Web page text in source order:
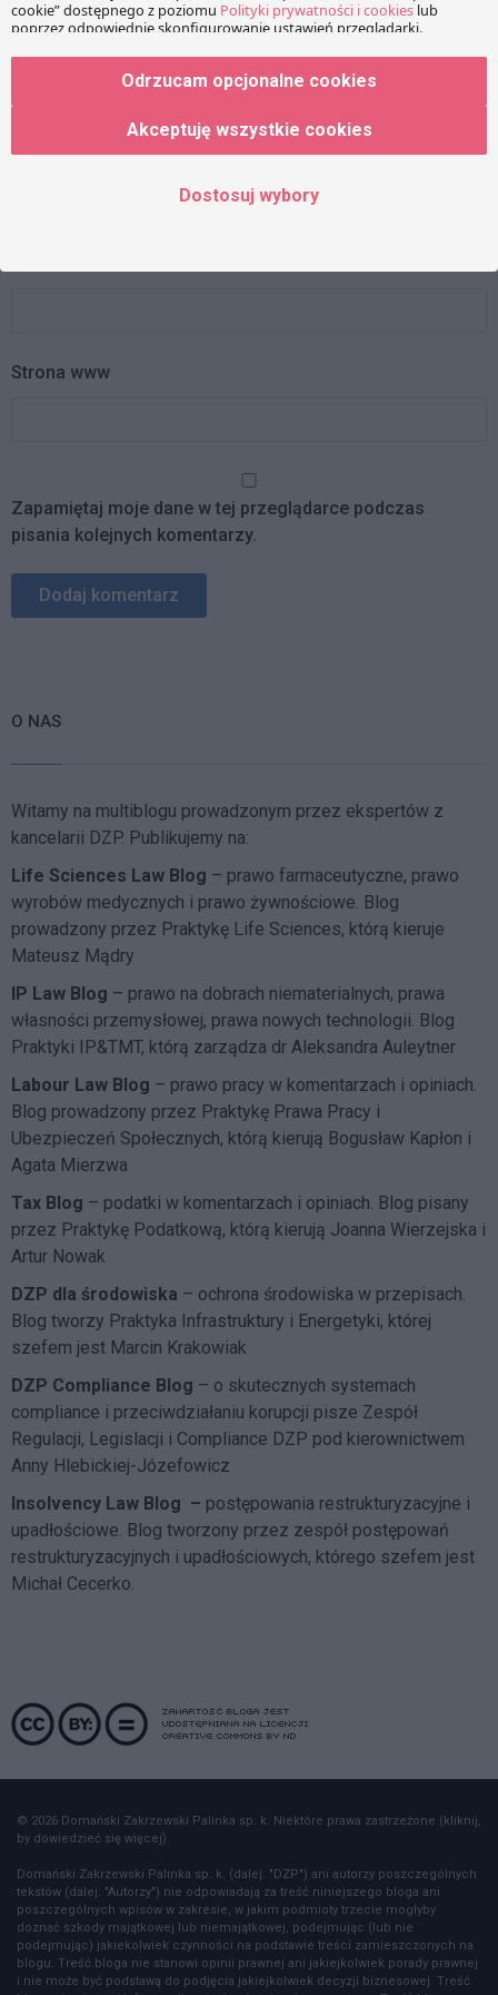
Imię
Strona www
Zapamiętaj moje dane w tej przeglądarce podczas
pisania kolejnych komentarzy.
O NAS
Witamy na multiblogu prowadzonym przez ekspertów z
kancelarii DZP. Publikujemy na:
Life Sciences Law Blog – prawo farmaceutyczne, prawo
wyrobów medycznych i prawo żywnościowe. Blog
prowadzony przez Praktykę Life Sciences, którą kieruje
Mateusz Mądry
IP Law Blog – prawo na dobrach niematerialnych, prawa
własności przemysłowej, prawa nowych technologii. Blog
Praktyki IP&TMT, którą zarządza dr Aleksandra Auleytner
Labour Law Blog – prawo pracy w komentarzach i opiniach.
Blog prowadzony przez Praktykę Prawa Pracy i
Ubezpieczeń Społecznych, którą kierują Bogusław Kapłon i
Agata Mierzwa
Tax Blog – podatki w komentarzach i opiniach. Blog pisany
przez Praktykę Podatkową, którą kierują Joanna Wierzejska i
Artur Nowak
DZP dla środowiska – ochrona środowiska w przepisach.
Blog tworzy Praktyka Infrastruktury i Energetyki, której
szefem jest Marcin Krakowiak
DZP Compliance Blog – o skutecznych systemach
compliance i przeciwdziałaniu korupcji pisze Zespół
Regulacji, Legislacji i Compliance DZP pod kierownictwem
Anny Hlebickiej-Józefowicz
Insolvency Law Blog – postępowania restrukturyzacyjne i
upadłościowe. Blog tworzony przez zespół postępowań
restrukturyzacyjnych i upadłościowych, którego szefem jest
Michał Cecerko.
© 2026 Domański Zakrzewski Palinka sp. k. Niektóre prawa zastrzeżone (kliknij,
by dowiedzieć się więcej).
Domański Zakrzewski Palinka sp. k. (dalej: "DZP") ani autorzy poszczególnych
tekstów (dalej: "Autorzy") nie odpowiadają za treść niniejszego bloga ani
poszczególnych wpisów w zakresie, w jakim podmioty trzecie mogłyby
doznać szkody majątkowej lub niemajątkowej, podejmując (lub nie
podejmując) jakiekolwiek czynności na podstawie treści zamieszczonych na
blogu. Treść bloga nie stanowi opinii prawnej ani jakiejkolwiek porady prawnej
i nie może być podstawą do podjęcia jakiejkolwiek decyzji biznesowej. Treść
Odrzucam opcjonalne cookies
Akceptuję wszystkie cookies
Dostosuj wybory